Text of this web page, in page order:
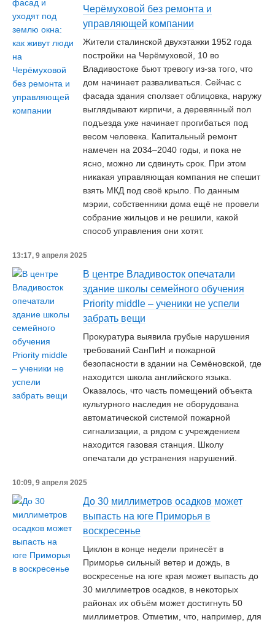
Черёмуховой без ремонта и
управляющей компании
Жители сталинской двухэтажки 1952 года
постройки на Черёмуховой, 10 во
Владивостоке бьют тревогу из-за того, что
дом начинает разваливаться. Сейчас с
фасада здания сползает облицовка, наружу
выглядывают кирпичи, а деревянный пол
подъезда уже начинает прогибаться под
весом человека. Капитальный ремонт
намечен на 2034–2040 годы, и пока не
ясно, можно ли сдвинуть срок. При этом
никакая управляющая компания не спешит
взять МКД под своё крыло. По данным
мэрии, собственники дома ещё не провели
собрание жильцов и не решили, какой
способ управления они хотят.
13:17, 9 апреля 2025
В центре Владивосток опечатали
здание школы семейного обучения
Priority middle – ученики не успели
забрать вещи
Прокуратура выявила грубые нарушения
требований СанПиН и пожарной
безопасности в здании на Семёновской, где
находится школа английского языка.
Оказалось, что часть помещений объекта
культурного наследия не оборудована
автоматической системой пожарной
сигнализации, а рядом с учреждением
находится газовая станция. Школу
опечатали до устранения нарушений.
10:09, 9 апреля 2025
До 30 миллиметров осадков может
выпасть на юге Приморья в
воскресенье
Циклон в конце недели принесёт в
Приморье сильный ветер и дождь, в
воскресенье на юге края может выпасть до
30 миллиметров осадков, в некоторых
районах их объём может достигнуть 50
миллиметров. Отметим, что, например, для